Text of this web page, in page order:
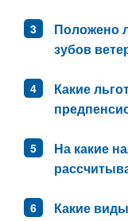
Положено
зубов
Какие
На какие
Какие